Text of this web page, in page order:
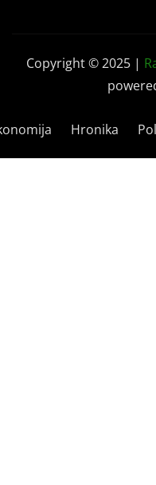
Copyright © 2025 |
Hronika